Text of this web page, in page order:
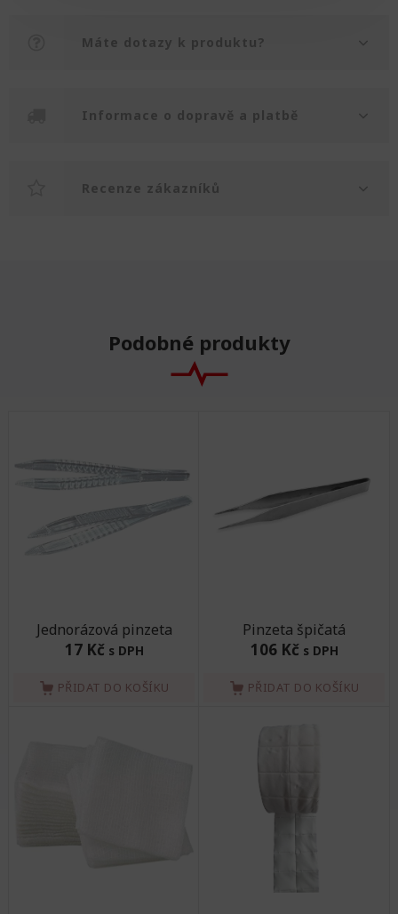
Máte dotazy k produktu?
Informace o dopravě a platbě
Recenze zákazníků
Podobné produkty
Jednorázová pinzeta
17 Kč s DPH
PŘIDAT DO KOŠÍKU
Pinzeta špičatá
106 Kč s DPH
PŘIDAT DO KOŠÍKU